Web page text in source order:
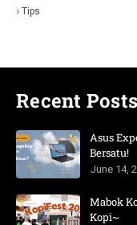
Tips
Recent Posts
Asus
Bersatu!
June 14,
Mabok
Kopi~